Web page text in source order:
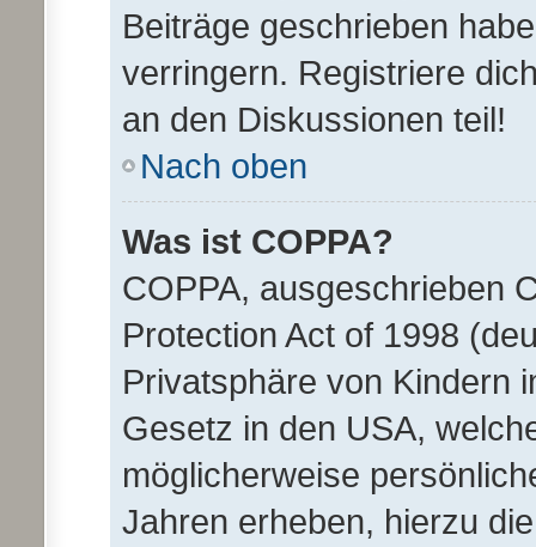
Beiträge geschrieben
verringern. Registriere
an den Diskussionen teil!
Nach oben
Was ist COPPA?
COPPA, ausgeschrieben
Protection Act of 1998
Privatsphäre von Kindern
Gesetz in den USA,
möglicherweise
Jahren erheben, hierzu